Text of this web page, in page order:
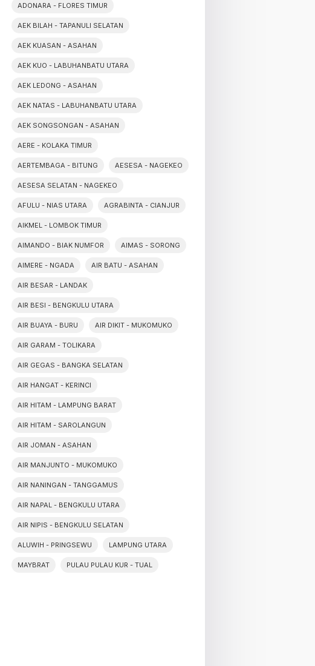
ADONARA - FLORES TIMUR
AEK BILAH - TAPANULI SELATAN
AEK KUASAN - ASAHAN
AEK KUO - LABUHANBATU UTARA
AEK LEDONG - ASAHAN
AEK NATAS - LABUHANBATU UTARA
AEK SONGSONGAN - ASAHAN
AERE - KOLAKA TIMUR
AERTEMBAGA - BITUNG AESESA - NAGEKEO
AESESA SELATAN - NAGEKEO
AFULU - NIAS UTARA AGRABINTA - CIANJUR
AIKMEL - LOMBOK TIMUR
AIMANDO - BIAK NUMFOR AIMAS - SORONG
AIMERE - NGADA AIR BATU - ASAHAN
AIR BESAR - LANDAK
AIR BESI - BENGKULU UTARA
AIR BUAYA - BURU AIR DIKIT - MUKOMUKO
AIR GARAM - TOLIKARA
AIR GEGAS - BANGKA SELATAN
AIR HANGAT - KERINCI
AIR HITAM - LAMPUNG BARAT
AIR HITAM - SAROLANGUN
AIR JOMAN - ASAHAN
AIR MANJUNTO - MUKOMUKO
AIR NANINGAN - TANGGAMUS
AIR NAPAL - BENGKULU UTARA
AIR NIPIS - BENGKULU SELATAN
ALUWIH - PRINGSEWU LAMPUNG UTARA
MAYBRAT PULAU PULAU KUR - TUAL